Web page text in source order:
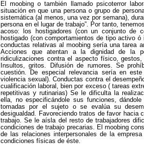
El moobing o también llamado psicoterror
situación en que una persona o grupo de
sistemática (al menos, una vez por semana),
persona en el lugar de trabajo”. Por tanto,
acoso: los hostigadores (con un conjunto de
hostigado (con comportamientos de tipo activo
conductas relativas al moobing sería una tarea
Acciones que atentan a la dignidad de la
ridiculizaciones contra el aspecto físico,
Insultos, gritos. Difusión de rumores. Se
cuestión. De especial relevancia sería en
violencia sexual). Conductas contra el
cualificación laboral, bien por exceso ( tareas
repetitivas y rutinarias) Se le dificulta la
ella, no especificándole sus funciones,
tomadas por el sujeto o se evalúa su
desigualdad. Favoreciendo tratos de favor
trabajo. Se le aísla del resto de trabajadores
condiciones de trabajo precarias. El moobing
de las relaciones interpersonales de la
condiciones físicas de éste.